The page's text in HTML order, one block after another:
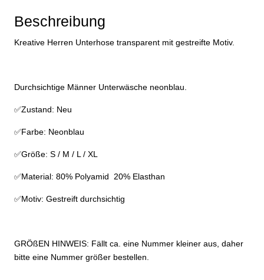
Beschreibung
Kreative Herren Unterhose transparent mit gestreifte Motiv.
Durchsichtige Männer Unterwäsche neonblau.
✅Zustand: Neu
✅Farbe: Neonblau
✅Größe: S / M / L / XL
✅Material: 80% Polyamid 20% Elasthan
✅Motiv: Gestreift durchsichtig
GRÖßEN HINWEIS: Fällt ca. eine Nummer kleiner aus, daher
bitte eine Nummer größer bestellen.